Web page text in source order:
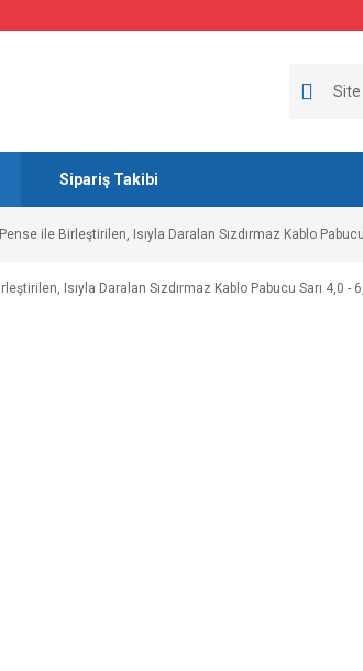
Sipariş Takibi
Pense ile Birleştirilen, Isıyla Daralan Sızdırmaz Kablo